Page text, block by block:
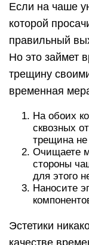
Если на чаше
которой
правильный
Но это займет
трещину
временная
На обоих
сквозных
трещина
Очищаете
стороны
для этого
Наносите
Эстетики
качестве